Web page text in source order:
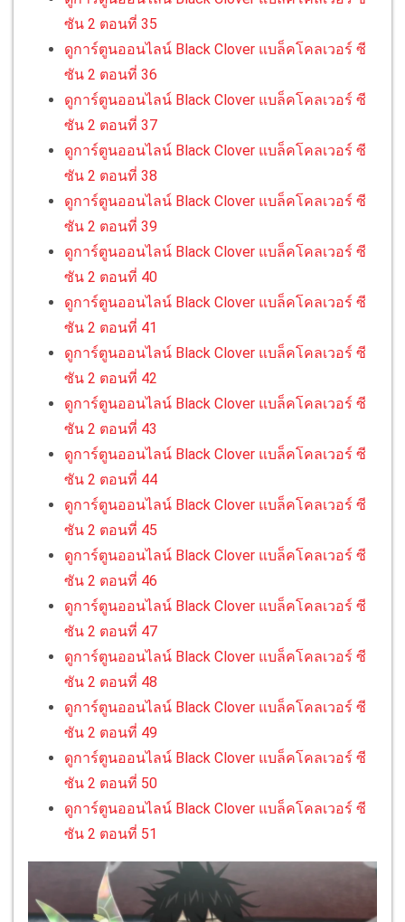
ซัน 2 ตอนที่ 35
ดูการ์ตูนออนไลน์ Black Clover แบล็คโคลเวอร์ ซี
ซัน 2 ตอนที่ 36
ดูการ์ตูนออนไลน์ Black Clover แบล็คโคลเวอร์ ซี
ซัน 2 ตอนที่ 37
ดูการ์ตูนออนไลน์ Black Clover แบล็คโคลเวอร์ ซี
ซัน 2 ตอนที่ 38
ดูการ์ตูนออนไลน์ Black Clover แบล็คโคลเวอร์ ซี
ซัน 2 ตอนที่ 39
ดูการ์ตูนออนไลน์ Black Clover แบล็คโคลเวอร์ ซี
ซัน 2 ตอนที่ 40
ดูการ์ตูนออนไลน์ Black Clover แบล็คโคลเวอร์ ซี
ซัน 2 ตอนที่ 41
ดูการ์ตูนออนไลน์ Black Clover แบล็คโคลเวอร์ ซี
ซัน 2 ตอนที่ 42
ดูการ์ตูนออนไลน์ Black Clover แบล็คโคลเวอร์ ซี
ซัน 2 ตอนที่ 43
ดูการ์ตูนออนไลน์ Black Clover แบล็คโคลเวอร์ ซี
ซัน 2 ตอนที่ 44
ดูการ์ตูนออนไลน์ Black Clover แบล็คโคลเวอร์ ซี
ซัน 2 ตอนที่ 45
ดูการ์ตูนออนไลน์ Black Clover แบล็คโคลเวอร์ ซี
ซัน 2 ตอนที่ 46
ดูการ์ตูนออนไลน์ Black Clover แบล็คโคลเวอร์ ซี
ซัน 2 ตอนที่ 47
ดูการ์ตูนออนไลน์ Black Clover แบล็คโคลเวอร์ ซี
ซัน 2 ตอนที่ 48
ดูการ์ตูนออนไลน์ Black Clover แบล็คโคลเวอร์ ซี
ซัน 2 ตอนที่ 49
ดูการ์ตูนออนไลน์ Black Clover แบล็คโคลเวอร์ ซี
ซัน 2 ตอนที่ 50
ดูการ์ตูนออนไลน์ Black Clover แบล็คโคลเวอร์ ซี
ซัน 2 ตอนที่ 51